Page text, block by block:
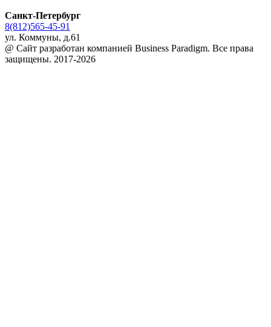
Санкт-Петербург
8(812)565-45-91
ул. Коммуны, д.61
@ Сайт разработан компанией Business Paradigm. Все права
защищены. 2017-2026